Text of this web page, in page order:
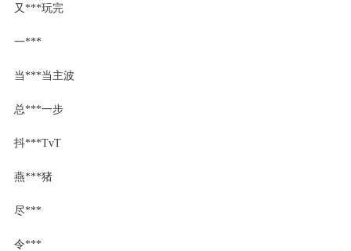
又***玩完
一***
当***当主波
总***一步
抖***TvT
燕***猪
尽***
令***